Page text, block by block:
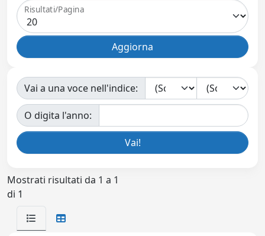
Risultati/Pagina
Vai a una voce nell'indice:
O digita l'anno:
Mostrati risultati da 1 a 1
di 1